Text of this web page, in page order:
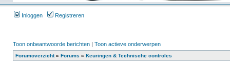
Inloggen Registreren
Toon onbeantwoorde berichten | Toon actieve onderwerpen
Forumoverzicht» Forums » Keuringen & Technische controles